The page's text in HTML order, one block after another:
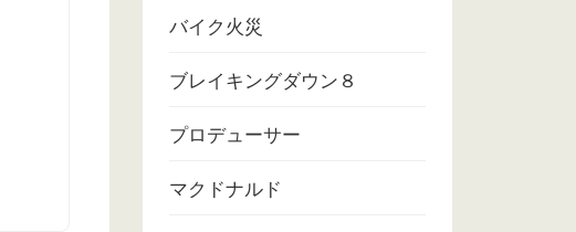
バイク火災
ブレイキングダウン８
プロデューサー
マクドナルド